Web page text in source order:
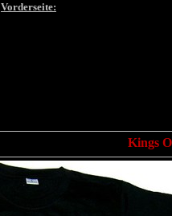
Vorderseite:
Kings